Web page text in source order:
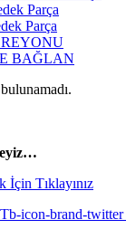
Parça
Parça
BAĞLAN
İçin Tıklayınız
Tb-icon-brand-twitter